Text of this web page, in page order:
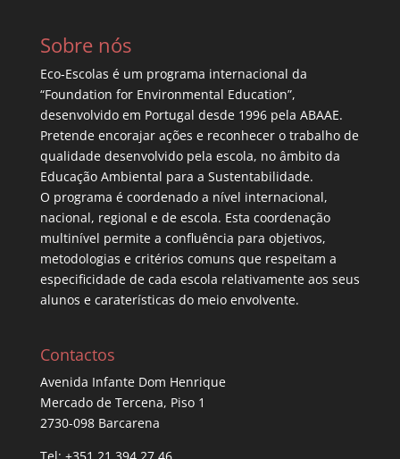
Sobre nós
Eco-Escolas é um programa internacional da
“Foundation for Environmental Education”,
desenvolvido em Portugal desde 1996 pela ABAAE.
Pretende encorajar ações e reconhecer o trabalho de
qualidade desenvolvido pela escola, no âmbito da
Educação Ambiental para a Sustentabilidade.
O programa é coordenado a nível internacional,
nacional, regional e de escola. Esta coordenação
multinível permite a confluência para objetivos,
metodologias e critérios comuns que respeitam a
especificidade de cada escola relativamente aos seus
alunos e caraterísticas do meio envolvente.
Contactos
Avenida Infante Dom Henrique
Mercado de Tercena, Piso 1
2730-098 Barcarena